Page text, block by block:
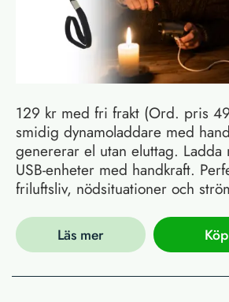
129 kr med fri frakt (Ord. pris
smidig dynamoladdare med
genererar el utan eluttag. Ladda
USB-enheter med handkraft.
friluftsliv, nödsituationer och
Läs mer Köp